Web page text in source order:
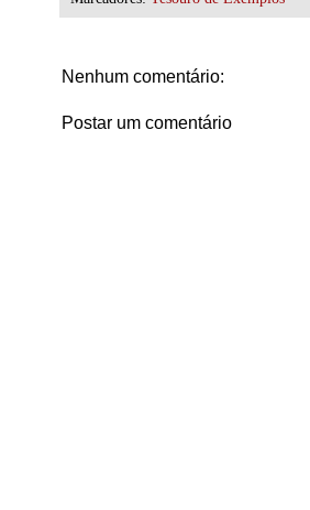
Nenhum comentário:
Postar um comentário